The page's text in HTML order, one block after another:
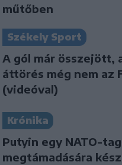
műtőben
Székely Sport
A gól már összejött,
áttörés még nem az
(videóval)
Krónika
Putyin egy NATO-
megtámadására